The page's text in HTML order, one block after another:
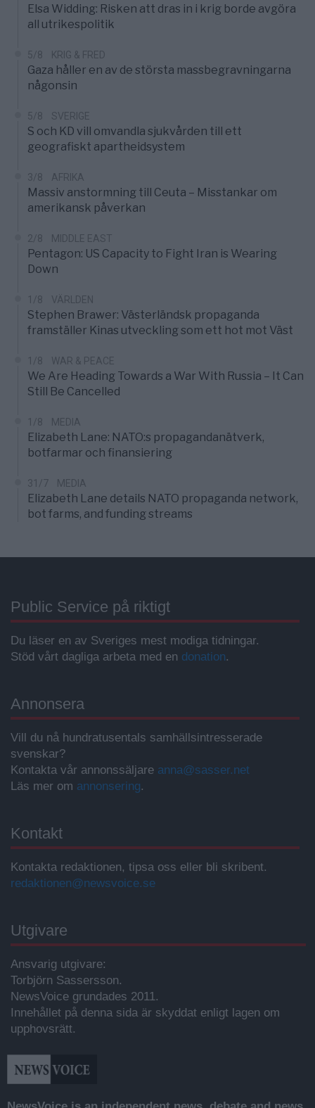
Elsa Widding: Risken att dras in i krig borde avgöra
all utrikespolitik
5/8 KRIG & FRED
Gaza håller en av de största massbegravningarna
någonsin
5/8 SVERIGE
S och KD vill omvandla sjukvården till ett
geografiskt apartheidsystem
3/8 AFRIKA
Massiv anstormning till Ceuta – Misstankar om
amerikansk påverkan
2/8 MIDDLE EAST
Pentagon: US Capacity to Fight Iran is Wearing
Down
1/8 VÄRLDEN
Stephen Brawer: Västerländsk propaganda
framställer Kinas utveckling som ett hot mot Väst
1/8 WAR & PEACE
We Are Heading Towards a War With Russia – It Can
Still Be Cancelled
1/8 MEDIA
Elizabeth Lane: NATO:s propagandanätverk,
botfarmar och finansiering
31/7 MEDIA
Elizabeth Lane details NATO propaganda network,
bot farms, and funding streams
Public Service på riktigt
Du läser en av Sveriges mest modiga tidningar.
Stöd vårt dagliga arbeta med en donation.
Annonsera
Vill du nå hundratusentals samhällsintresserade
svenskar?
Kontakta vår annonssäljare anna@sasser.net
Läs mer om annonsering.
Kontakt
Kontakta redaktionen, tipsa oss eller bli skribent.
redaktionen@newsvoice.se
Utgivare
Ansvarig utgivare:
Torbjörn Sassersson.
NewsVoice grundades 2011.
Innehållet på denna sida är skyddat enligt lagen om
upphovsrätt.